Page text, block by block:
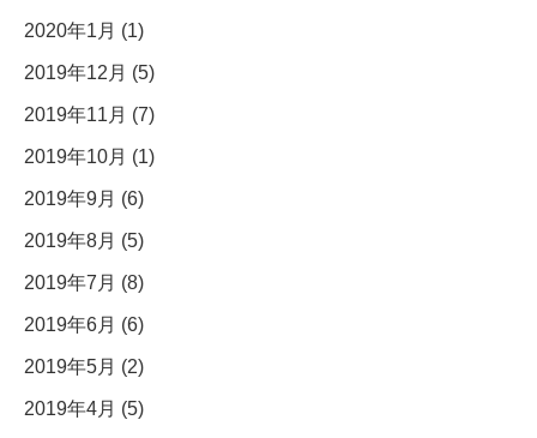
2020年1月 (1)
2019年12月 (5)
2019年11月 (7)
2019年10月 (1)
2019年9月 (6)
2019年8月 (5)
2019年7月 (8)
2019年6月 (6)
2019年5月 (2)
2019年4月 (5)